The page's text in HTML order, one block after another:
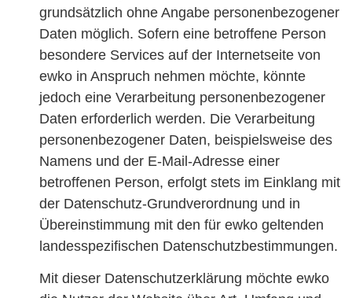
grundsätzlich ohne Angabe personenbezogener
Daten möglich. Sofern eine betroffene Person
besondere Services auf der Internetseite von
ewko in Anspruch nehmen möchte, könnte
jedoch eine Verarbeitung personenbezogener
Daten erforderlich werden. Die Verarbeitung
personenbezogener Daten, beispielsweise des
Namens und der E-Mail-Adresse einer
betroffenen Person, erfolgt stets im Einklang mit
der Datenschutz-Grundverordnung und in
Übereinstimmung mit den für ewko geltenden
landesspezifischen Datenschutzbestimmungen.
Mit dieser Datenschutzerklärung möchte ewko